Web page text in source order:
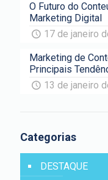
O Futuro do
Marketing Digital
17 de janeiro
Marketing de
Principais
13 de janeiro
Categorias
DESTAQUE